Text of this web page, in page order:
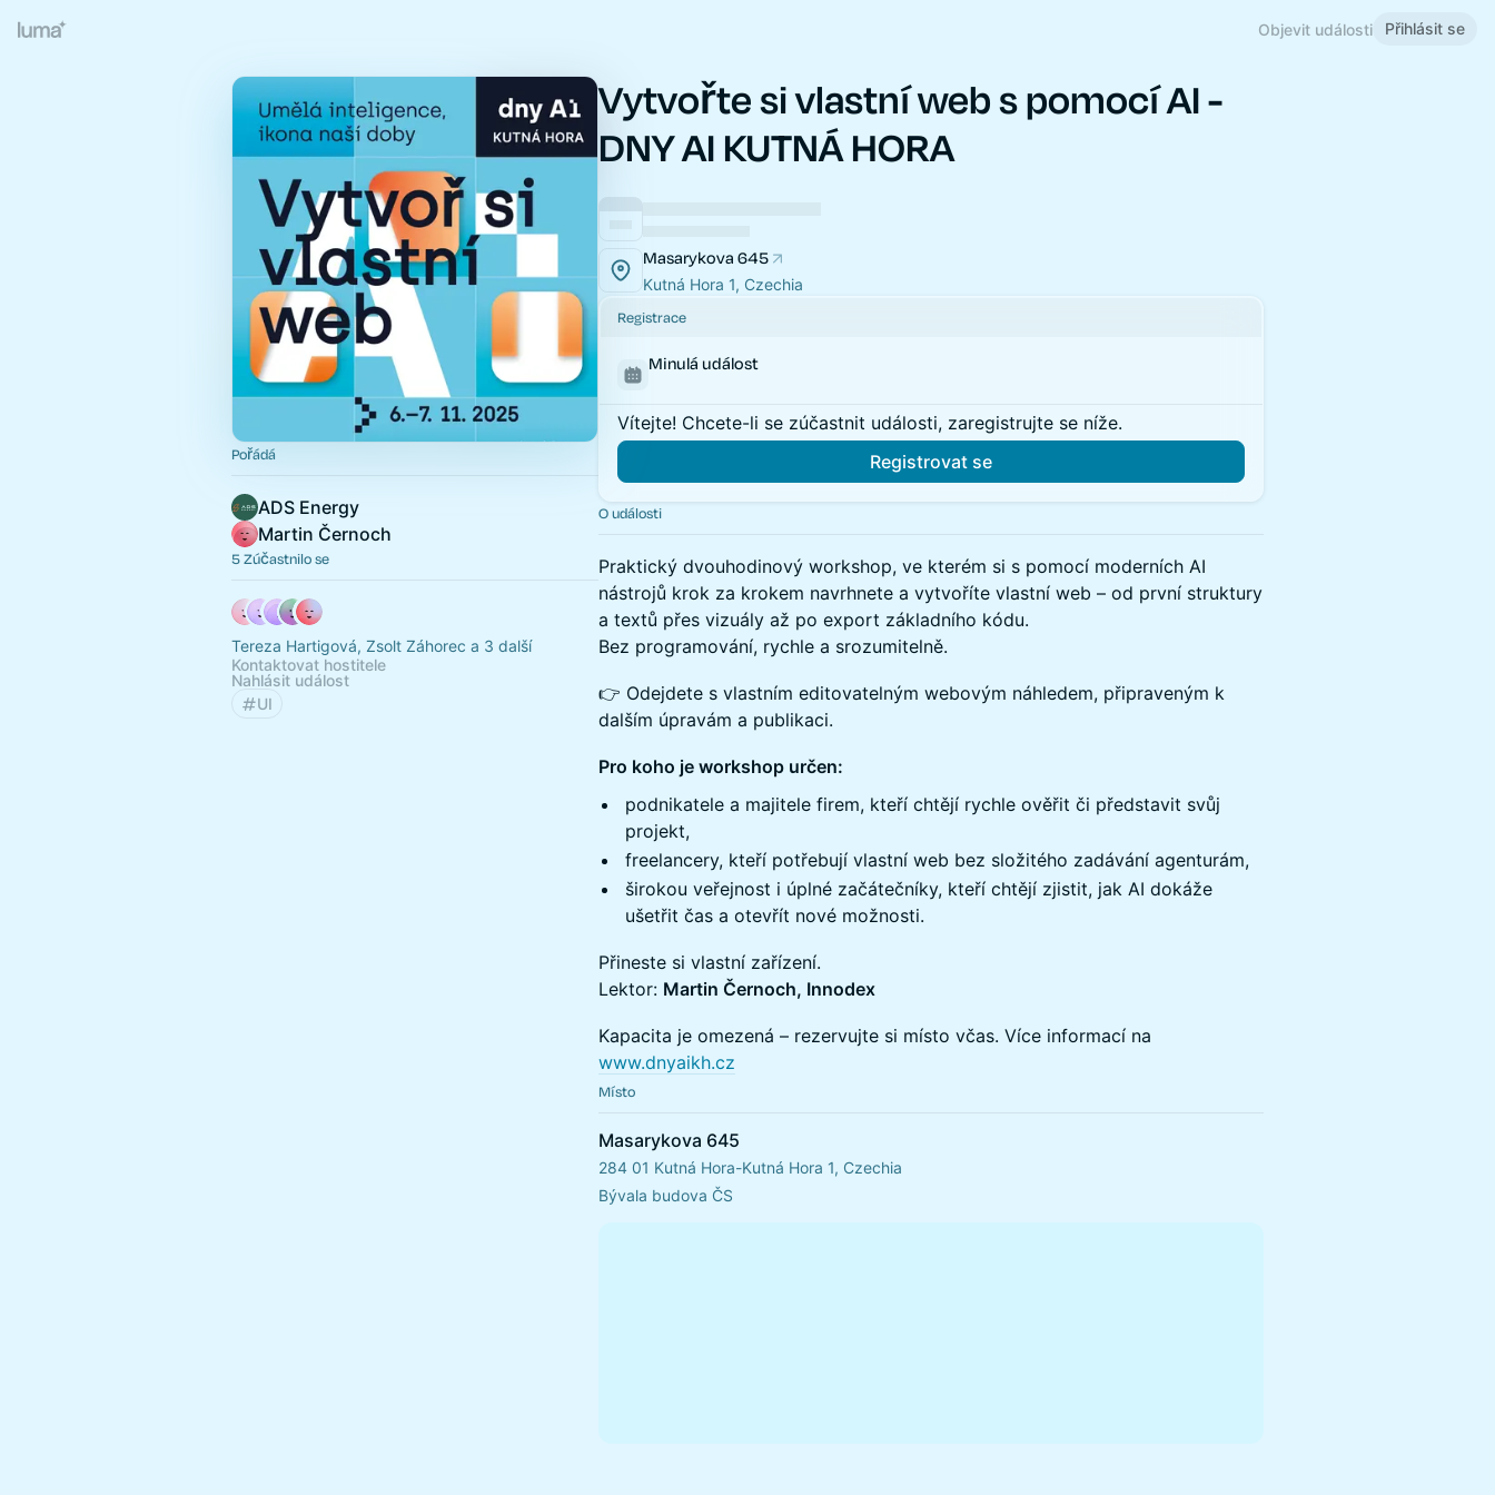
Objevit události Přihlásit se
Pořádá
ADS Energy
Martin Černoch
5 Zúčastnilo se
Tereza Hartigová, Zsolt Záhorec a 3 další
Kontaktovat hostitele
Nahlásit událost
UI
Vytvořte si vlastní web s pomocí AI -
DNY AI KUTNÁ HORA
Masarykova 645
Kutná Hora 1, Czechia
Registrace
Minulá událost
Vítejte! Chcete-li se zúčastnit události, zaregistrujte se níže.
Registrovat se
O události
Praktický dvouhodinový workshop, ve kterém si s pomocí moderních AI
nástrojů krok za krokem navrhnete a vytvoříte vlastní web – od první struktury
a textů přes vizuály až po export základního kódu.
Bez programování, rychle a srozumitelně.
👉 Odejdete s vlastním editovatelným webovým náhledem, připraveným k
dalším úpravám a publikaci.
Pro koho je workshop určen:
podnikatele a majitele firem, kteří chtějí rychle ověřit či představit svůj
projekt,
freelancery, kteří potřebují vlastní web bez složitého zadávání agenturám,
širokou veřejnost i úplné začátečníky, kteří chtějí zjistit, jak AI dokáže
ušetřit čas a otevřít nové možnosti.
Přineste si vlastní zařízení.
Lektor: Martin Černoch, Innodex
Kapacita je omezená – rezervujte si místo včas. Více informací na
www.dnyaikh.cz
Místo
Masarykova 645
284 01 Kutná Hora-Kutná Hora 1, Czechia
Bývala budova ČS